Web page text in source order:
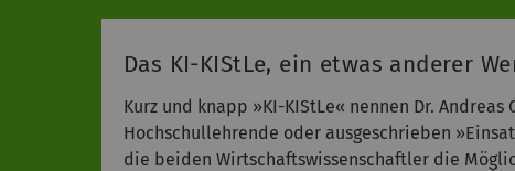
Das KI-KIStLe, ein etwas anderer
Kurz und knapp »KI-KIStLe« nennen Dr.
Hochschullehrende oder ausgeschrieben
die beiden Wirtschaftswissenschaftler die